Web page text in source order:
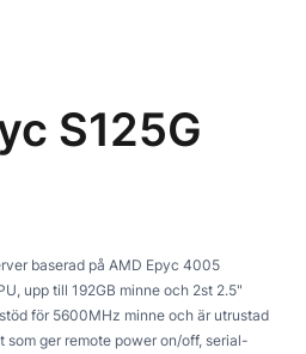
S125G
baserad på AMD Epyc 4005
upp till 192GB minne och 2st 2.5"
för 5600MHz minne och är utrustad
ger remote power on/off, serial-